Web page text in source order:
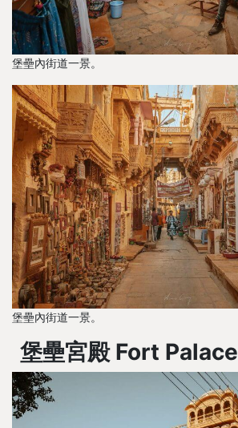
堡壘內街道一景。
堡壘內街道一景。
堡壘宮殿 Fort Palace